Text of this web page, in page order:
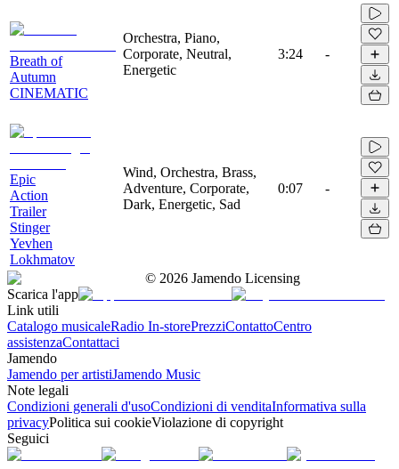
Breath of
Autumn
CINEMATIC
Orchestra, Piano,
Corporate, Neutral,
Energetic
3:24 -
Epic
Action
Trailer
Stinger
Yevhen
Lokhmatov
Wind, Orchestra, Brass,
Adventure, Corporate,
Dark, Energetic, Sad
0:07 -
© 2026 Jamendo Licensing
Scarica l'app
Link utili
Catalogo musicaleRadio In-storePrezziContattoCentro
assistenzaContattaci
Jamendo
Jamendo per artistiJamendo Music
Note legali
Condizioni generali d'usoCondizioni di venditaInformativa sulla
privacyPolitica sui cookieViolazione di copyright
Seguici